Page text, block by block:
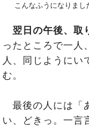
こんなふうになりまし
翌日の午後、取
ったところで一人
人、同じようにい
む。
最後の人には「
い、どきっ。一言